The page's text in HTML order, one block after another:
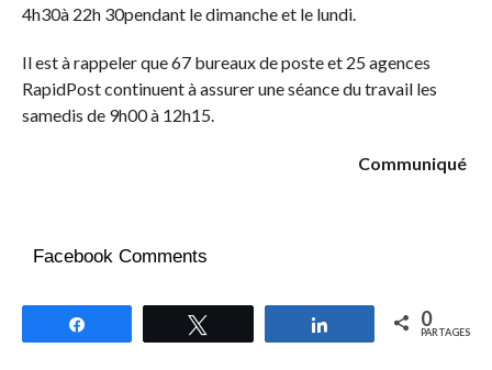
4h30à 22h 30pendant le dimanche et le lundi.
Il est à rappeler que 67 bureaux de poste et 25 agences
RapidPost continuent à assurer une séance du travail les
samedis de 9h00 à 12h15.
Communiqué
Facebook Comments
Partagez 0
PARTAGES